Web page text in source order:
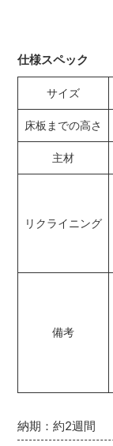
納期：約2週間
仕様スペック
サイズ
床板までの高さ
主材
リクライニング
備考